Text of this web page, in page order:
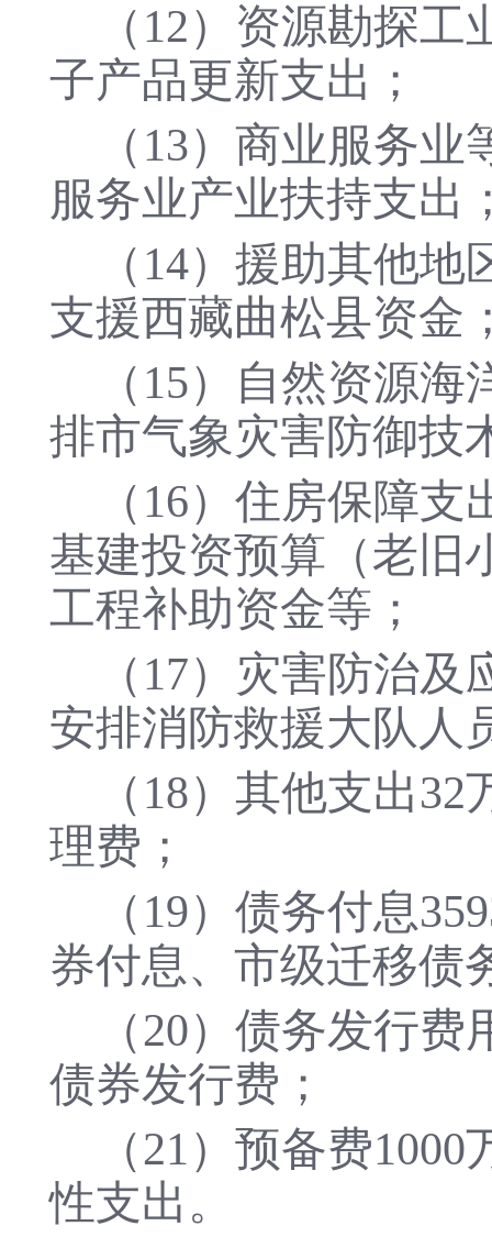
（12）资源勘探工
子产品更新支出；
（13）商业服务业
服务业产业扶持支出
（14）援助其他地
支援西藏曲松县资金
（15）自然资源海
排市气象灾害防御技
（16）住房保障支
基建投资预算（老旧
工程补助资金等；
（17）灾害防治及
安排消防救援大队人
（18）其他支出32
理费；
（19）债务付息
券付息、市级迁移债
（20）债务发行费
债券发行费；
（21）预备费
性支出。